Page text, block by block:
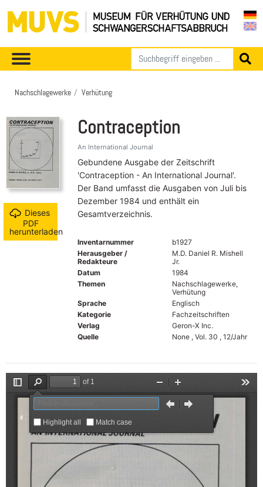
Nachschlagewerke Verhütung
Dieses
PDF
herunterladen
Contraception
An International Journal
Gebundene Ausgabe der Zeitschrift
'Contraception - An International Journal'.
Der Band umfasst die Ausgaben von Juli bis
Dezember 1984 und enthält ein
Gesamtverzeichnis.
Inventarnummer
b1927
Herausgeber /
Redakteure
M.D. Daniel R. Mishell
Jr.
Datum
1984
Themen
Nachschlagewerke,
Verhütung
Sprache
Englisch
Kategorie
Fachzeitschriften
Verlag
Geron-X Inc.
Quelle
None , Vol. 30 , 12/Jahr